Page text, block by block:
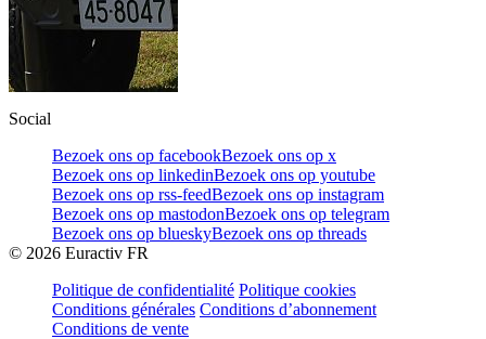
Social
Bezoek ons op facebookBezoek ons op x
Bezoek ons op linkedinBezoek ons op youtube
Bezoek ons op rss-feedBezoek ons op instagram
Bezoek ons op mastodonBezoek ons op telegram
Bezoek ons op blueskyBezoek ons op threads
© 2026 Euractiv FR
Politique de confidentialité Politique cookies
Conditions générales Conditions d’abonnement
Conditions de vente